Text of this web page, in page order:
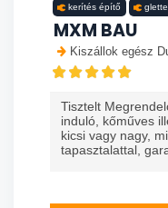
kerítés építő
MXM BAU
Kiszállok egész
Tisztelt
induló, kőműves
kicsi vagy nagy,
tapasztalattal,